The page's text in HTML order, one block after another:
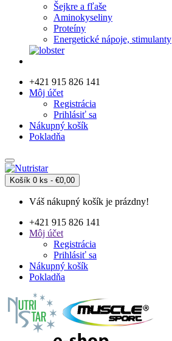
Šejkre a fľaše
Aminokyseliny
Proteíny
Energetické nápoje, stimulanty
+421 915 826 141
Môj účet
Registrácia
Prihlásiť sa
Nákupný košík
Pokladňa
Košík 0 ks - €0,00
Váš nákupný košík je prázdny!
+421 915 826 141
Môj účet
Registrácia
Prihlásiť sa
Nákupný košík
Pokladňa